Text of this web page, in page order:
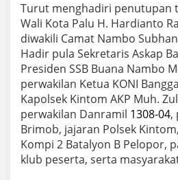
Turut menghadiri penutupan
Wali Kota Palu H. Hardianto
diwakili Camat Nambo
Hadir pula Sekretaris Askap
Presiden SSB Buana Nambo
perwakilan Ketua KONI
Kapolsek Kintom AKP Muh.
perwakilan Danramil 1308-04,
Brimob, jajaran Polsek
Kompi 2 Batalyon B Pelopor,
klub peserta, serta